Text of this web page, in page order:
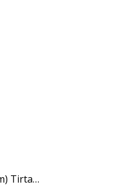
Tirta…